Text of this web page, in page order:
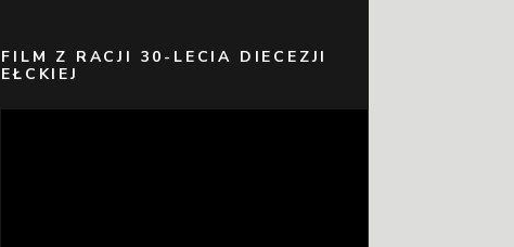
FILM Z RACJI 30-LECIA DIECEZJI
EŁCKIEJ